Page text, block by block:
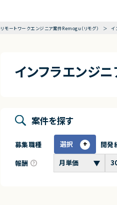
リモートワークエンジニア案件Remogu（リモグ） イ
インフラエンジ
案件を探す
募集職種 選択 開発
報酬